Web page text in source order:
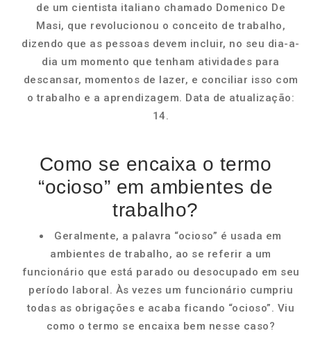
de um cientista italiano chamado Domenico De
Masi, que revolucionou o conceito de trabalho,
dizendo que as pessoas devem incluir, no seu dia-a-
dia um momento que tenham atividades para
descansar, momentos de lazer, e conciliar isso com
o trabalho e a aprendizagem. Data de atualização:
14.
Como se encaixa o termo
“ocioso” em ambientes de
trabalho?
Geralmente, a palavra “ocioso” é usada em
ambientes de trabalho, ao se referir a um
funcionário que está parado ou desocupado em seu
período laboral. Às vezes um funcionário cumpriu
todas as obrigações e acaba ficando “ocioso”. Viu
como o termo se encaixa bem nesse caso?